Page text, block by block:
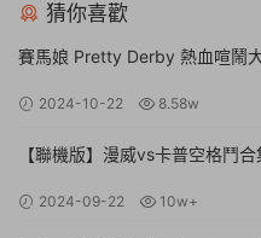
猜你喜歡
賽馬娘 Pretty Derby 熱血喧鬧
2024-10-22 8.58w
【聯機版】漫威vs卡普空格鬥
Collection: Arcade Classics
2024-09-22 10w+